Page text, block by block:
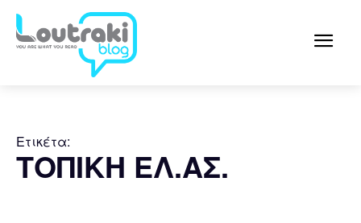
Ετικέτα:
ΤΟΠΙΚΗ ΕΛ.ΑΣ.